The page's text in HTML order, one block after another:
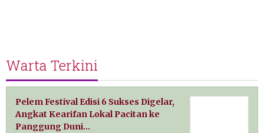
Warta Terkini
Pelem Festival Edisi 6 Sukses Digelar,
Angkat Kearifan Lokal Pacitan ke
Panggung Duni…